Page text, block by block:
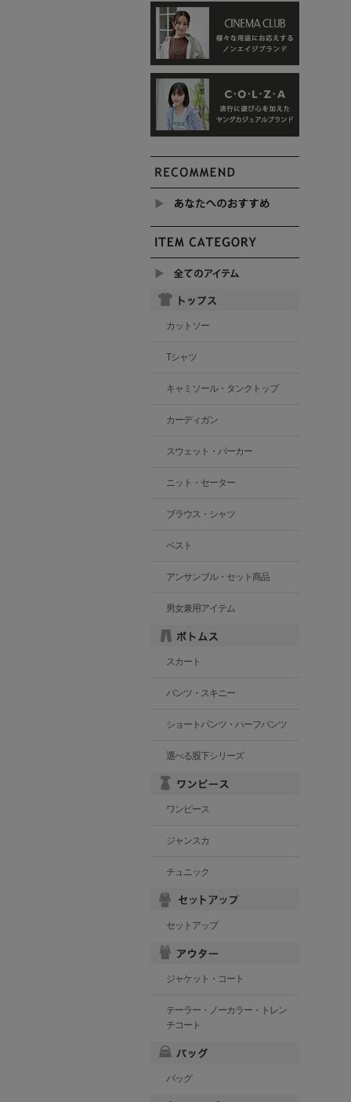
カットソー
Tシャツ
キャミソール・タンクトップ
カーディガン
スウェット・パーカー
ニット・セーター
ブラウス・シャツ
ベスト
アンサンブル・セット商品
男女兼用アイテム
スカート
パンツ・スキニー
ショートパンツ・ハーフパンツ
選べる股下シリーズ
ワンピース
ジャンスカ
チュニック
セットアップ
ジャケット・コート
テーラー・ノーカラー・トレン
チコート
バッグ